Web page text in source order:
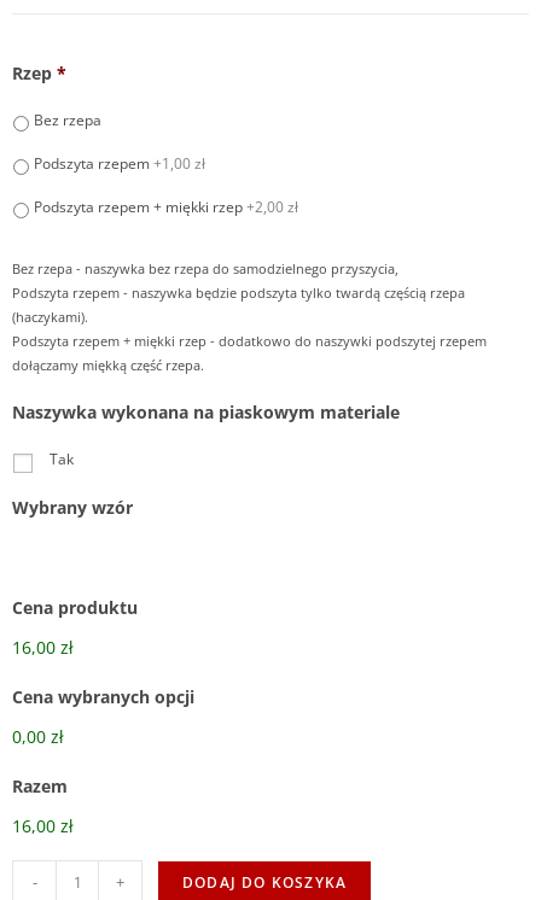
Rzep *
Bez rzepa
Podszyta rzepem+1,00 zł
Podszyta rzepem + miękki rzep+2,00 zł
Bez rzepa - naszywka bez rzepa do samodzielnego przyszycia,
Podszyta rzepem - naszywka będzie podszyta tylko twardą częścią rzepa
(haczykami).
Podszyta rzepem + miękki rzep - dodatkowo do naszywki podszytej rzepem
dołączamy miękką część rzepa.
Naszywka wykonana na piaskowym materiale
Tak
Wybrany wzór
Cena produktu
16,00 zł
Cena wybranych opcji
0,00 zł
Razem
16,00 zł
- + DODAJ DO KOSZYKA